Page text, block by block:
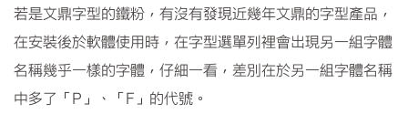
若是文鼎字型的鐵粉，有沒有發現近幾年文鼎的字型產品，
在安裝後於軟體使用時，在字型選單列裡會出現另一組字體
名稱幾乎一樣的字體，仔細一看，差別在於另一組字體名稱
中多了「 P 」、「 F 」的代號。